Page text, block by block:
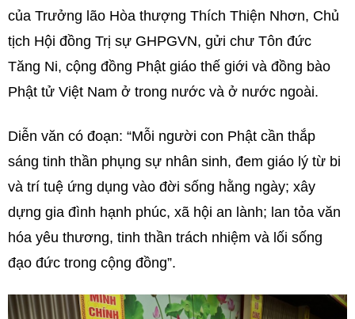
của Trưởng lão Hòa thượng Thích Thiện Nhơn, Chủ
tịch Hội đồng Trị sự GHPGVN, gửi chư Tôn đức
Tăng Ni, cộng đồng Phật giáo thế giới và đồng bào
Phật tử Việt Nam ở trong nước và ở nước ngoài.
Diễn văn có đoạn: “Mỗi người con Phật cần thắp
sáng tinh thần phụng sự nhân sinh, đem giáo lý từ bi
và trí tuệ ứng dụng vào đời sống hằng ngày; xây
dựng gia đình hạnh phúc, xã hội an lành; lan tỏa văn
hóa yêu thương, tinh thần trách nhiệm và lối sống
đạo đức trong cộng đồng”.